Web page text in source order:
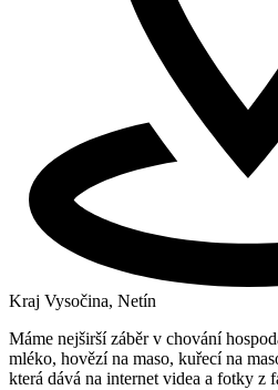
Kraj Vysočina, Netín
Máme nejširší záběr v chování
mléko, hovězí na maso, kuřecí na
která dává na internet videa a fotky z